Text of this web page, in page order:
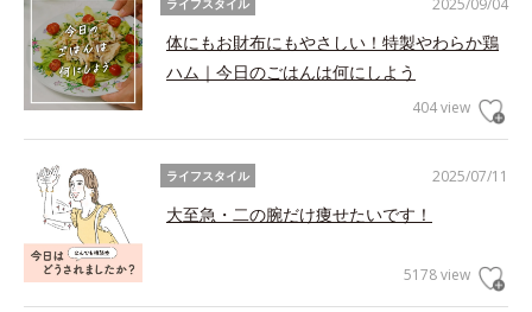
2025/09/04
ライフスタイル
体にもお財布にもやさしい！特製やわらか鶏
ハム｜今日のごはんは何にしよう
404 view
2025/07/11
ライフスタイル
大至急・二の腕だけ痩せたいです！
5178 view